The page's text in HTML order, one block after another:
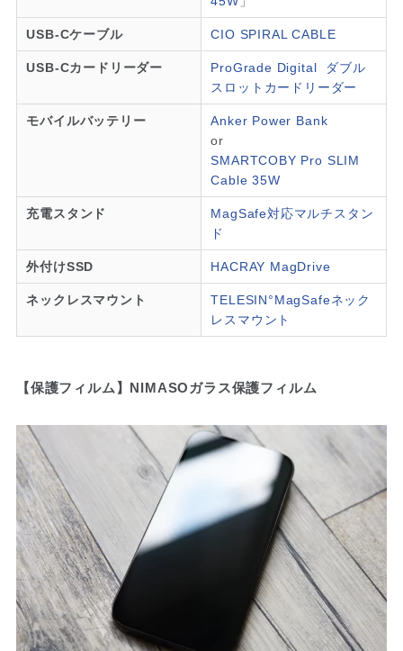
USB-Cケーブル CIO SPIRAL CABLE
USB-Cカードリーダー
ProGrade Digital ダブル
スロットカードリーダー
モバイルバッテリー
Anker Power Bank
or
SMARTCOBY Pro SLIM
Cable 35W
充電スタンド
MagSafe対応マルチスタン
ド
外付けSSD HACRAY MagDrive
ネックレスマウント
TELESIN°MagSafeネック
レスマウント
【保護フィルム】NIMASOガラス保護フィルム